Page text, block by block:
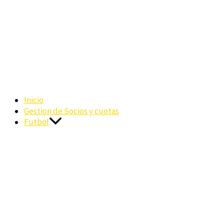
Inicio
Gestion de Socios y cuotas
Futbol